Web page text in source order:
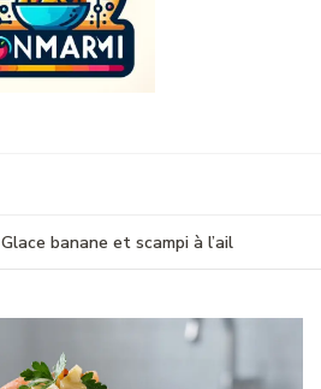
Glace banane et scampi à l’ail